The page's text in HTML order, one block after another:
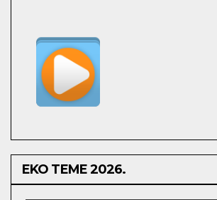
EKO TEME 2026.